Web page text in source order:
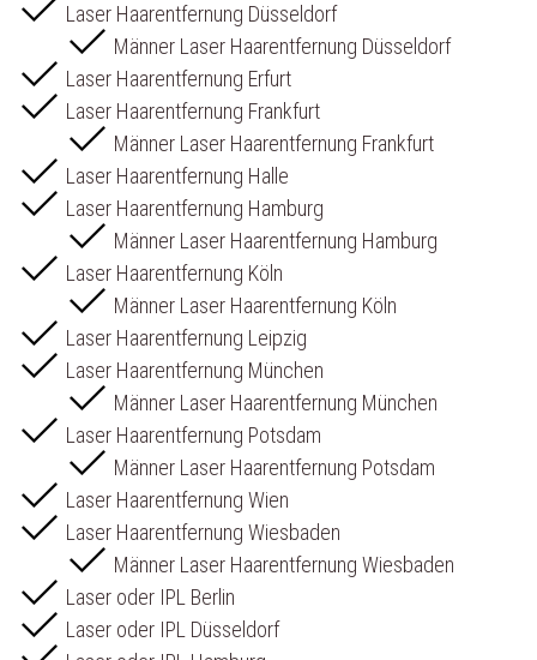
Laser Haarentfernung Düsseldorf
Männer Laser Haarentfernung Düsseldorf
Laser Haarentfernung Erfurt
Laser Haarentfernung Frankfurt
Männer Laser Haarentfernung Frankfurt
Laser Haarentfernung Halle
Laser Haarentfernung Hamburg
Männer Laser Haarentfernung Hamburg
Laser Haarentfernung Köln
Männer Laser Haarentfernung Köln
Laser Haarentfernung Leipzig
Laser Haarentfernung München
Männer Laser Haarentfernung München
Laser Haarentfernung Potsdam
Männer Laser Haarentfernung Potsdam
Laser Haarentfernung Wien
Laser Haarentfernung Wiesbaden
Männer Laser Haarentfernung Wiesbaden
Laser oder IPL Berlin
Laser oder IPL Düsseldorf